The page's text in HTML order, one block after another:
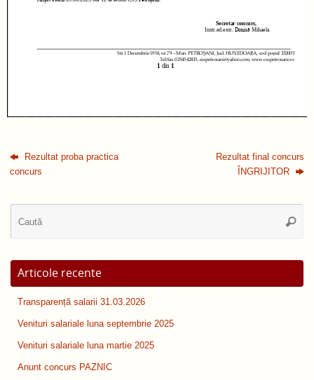
Rezultat proba practica
concurs
Rezultat final concurs
ÎNGRIJITOR
Caută
Articole recente
Transparență salarii 31.03.2026
Venituri salariale luna septembrie 2025
Venituri salariale luna martie 2025
Anunt concurs PAZNIC